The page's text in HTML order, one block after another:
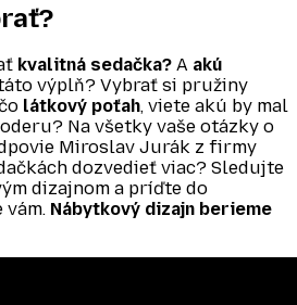
kvalitná sedačka? A akú
výplň? Vybrať si pružiny
látkový poťah, viete akú by mal
Na všetky vaše otázky o
Miroslav Jurák z firmy
dozvedieť viac? Sledujte
dizajnom a príďte do
vám. Nábytkový dizajn berieme